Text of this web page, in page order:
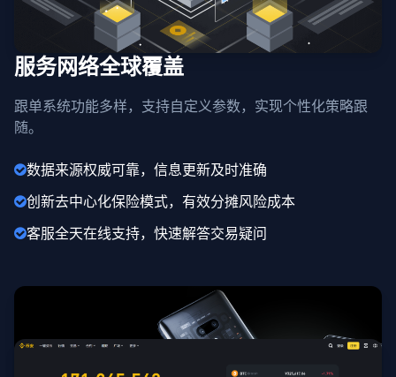
服务网络全球覆盖
跟单系统功能多样，支持自定义参数，实现个性化策略跟
随。
数据来源权威可靠，信息更新及时准确
创新去中心化保险模式，有效分摊风险成本
客服全天在线支持，快速解答交易疑问